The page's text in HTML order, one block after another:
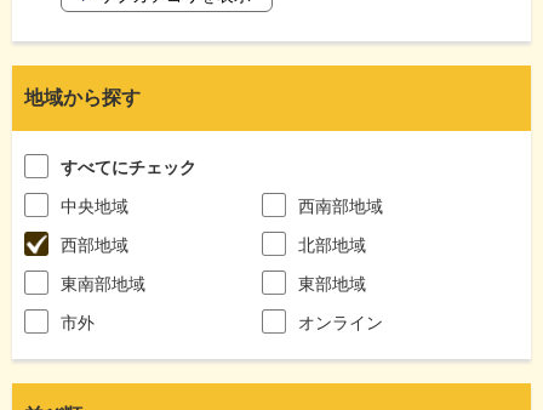
地域から探す
すべてにチェック
中央地域
西南部地域
西部地域
北部地域
東南部地域
東部地域
市外
オンライン